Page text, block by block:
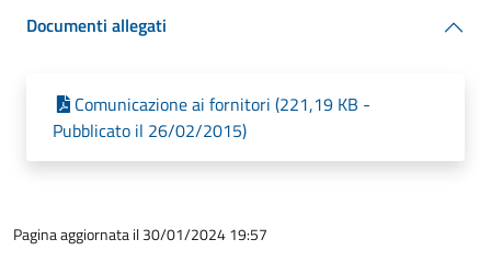
Documenti allegati
Comunicazione ai fornitori (221,19 KB -
Pubblicato il 26/02/2015)
Pagina aggiornata il 30/01/2024 19:57